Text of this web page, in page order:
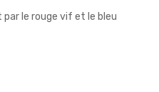
le rouge vif et le bleu